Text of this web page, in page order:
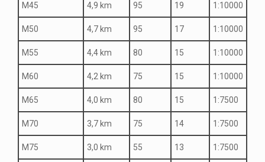
M45 4,9 km 95 19 1:10000
M50 4,7 km 95 17 1:10000
M55 4,4 km 80 15 1:10000
M60 4,2 km 75 15 1:10000
M65 4,0 km 80 15 1:7500
M70 3,7 km 75 14 1:7500
M75 3,0 km 55 13 1:7500